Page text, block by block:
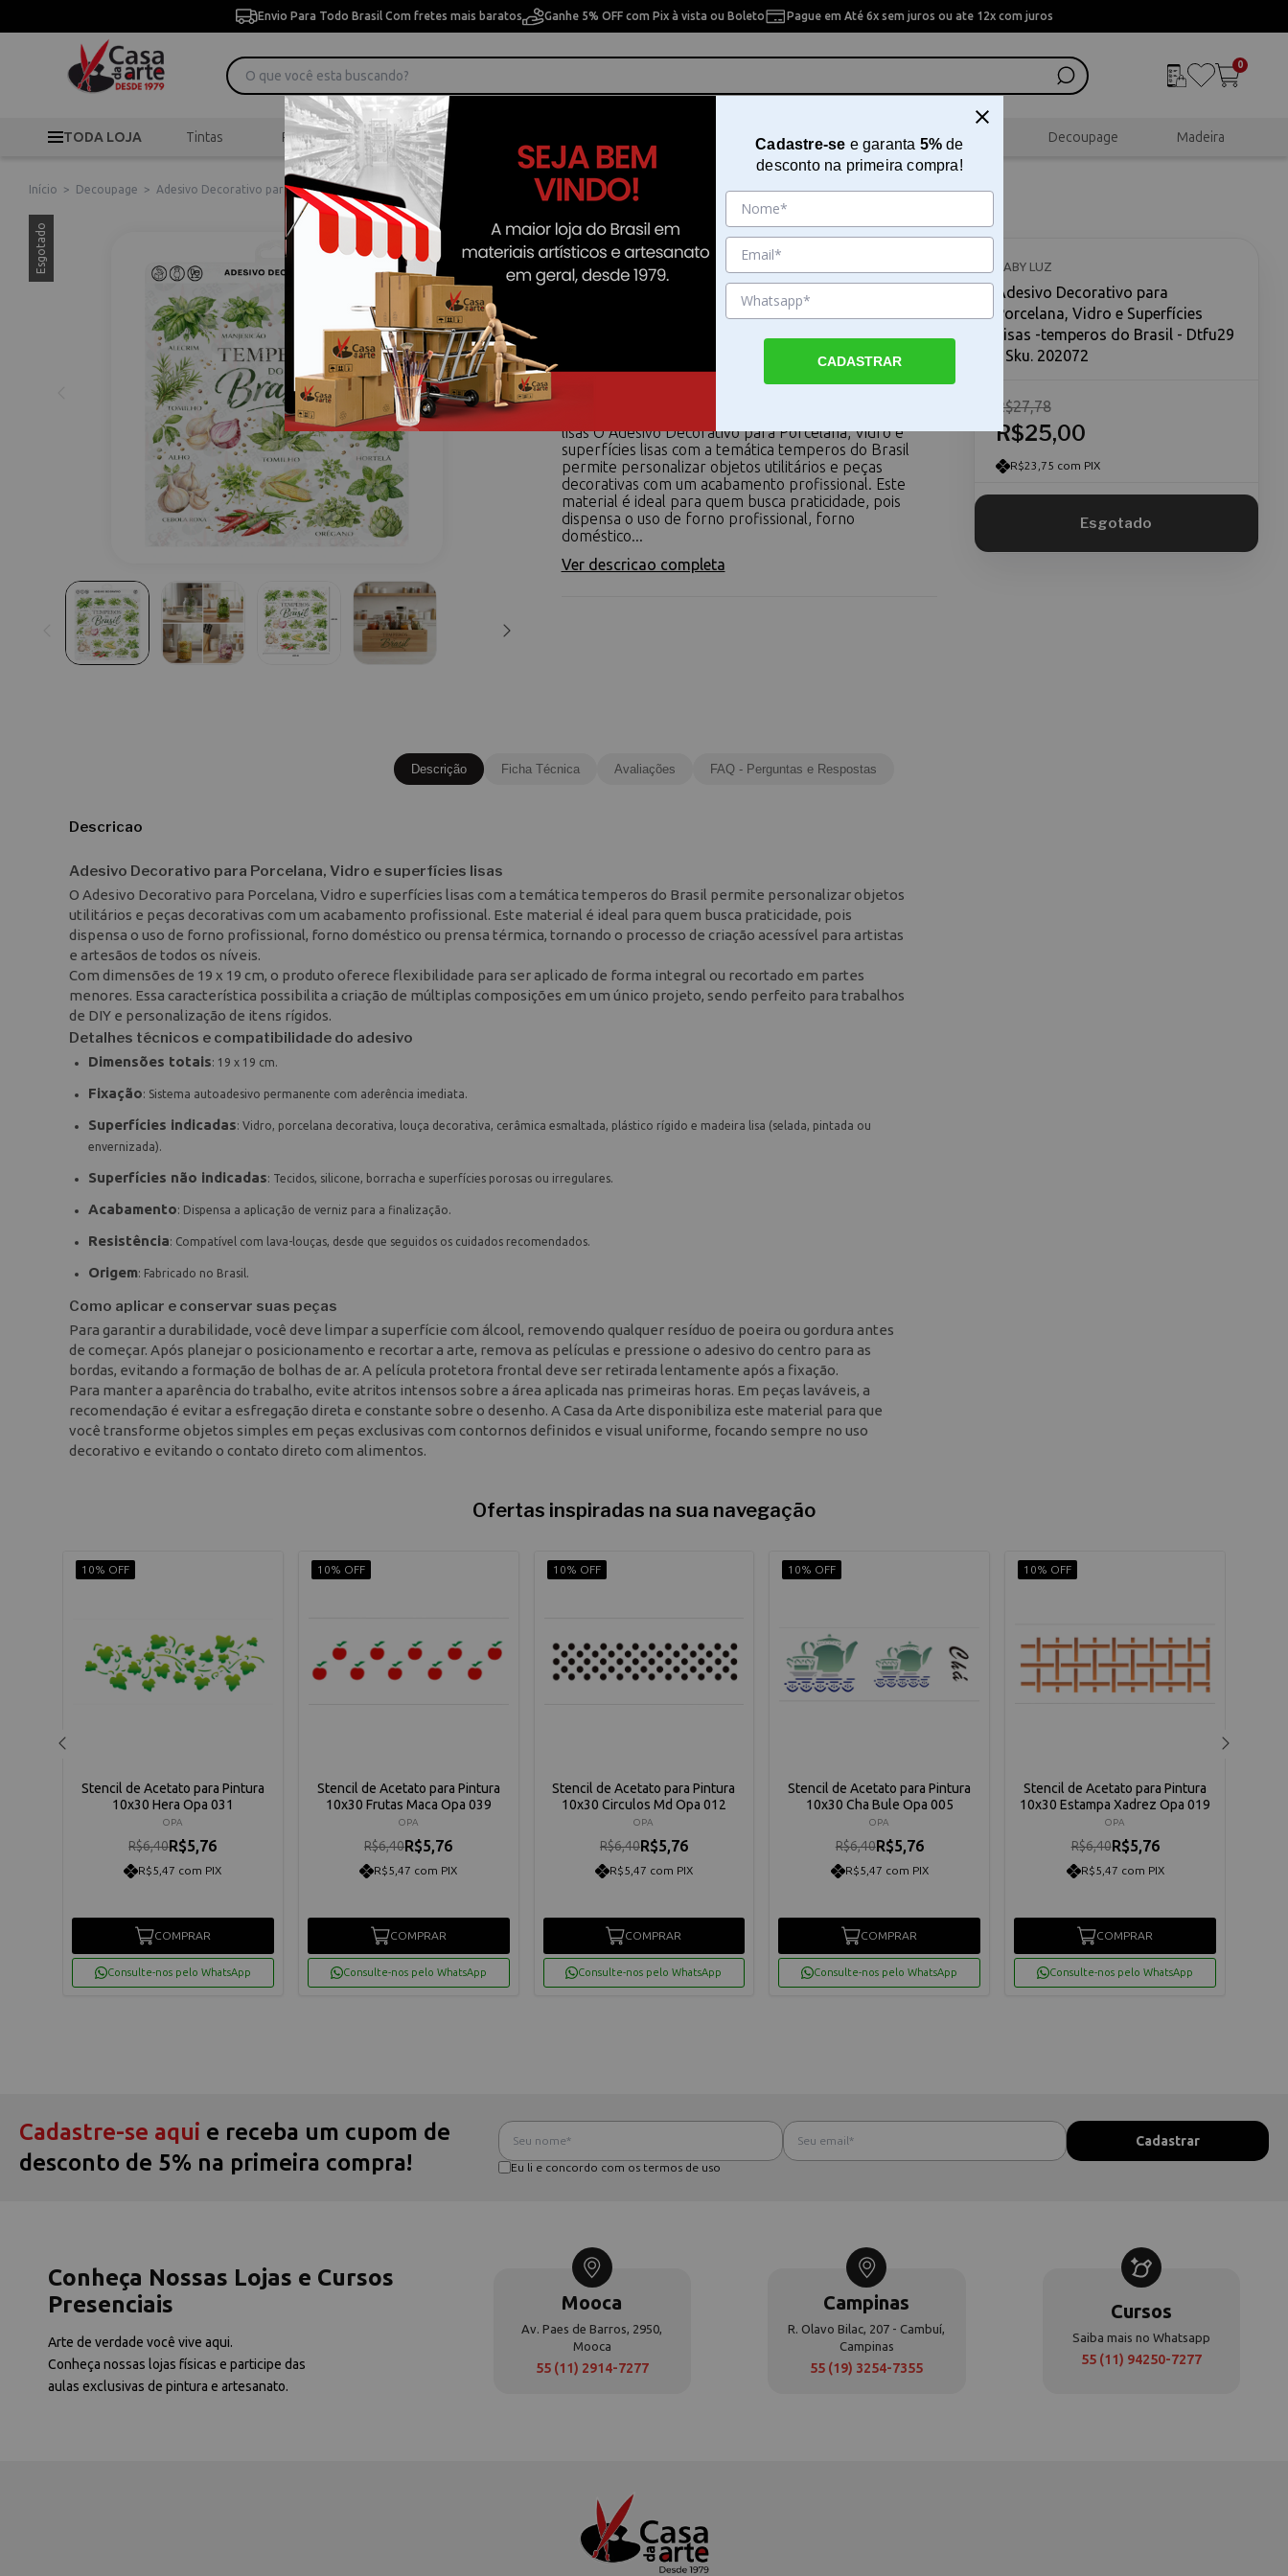
Envio Para Todo Brasil Com fretes mais baratos Ganhe 5% OFF com Pix à vista ou Boleto Pague em Até 6x sem juros ou ate 12x com juros
0
TODA LOJA Tintas Pincéis Desenho Pintura Artesanal Scrapbook Decoupage Madeira
Início > Decoupage > Adesivo Decorativo para Porcelana, Vidro e Superfícies Lisas -temperos do Brasil - Dtfu29
Esgotado
Adesivo Decorativo para Porcelana, Vidro
e Superfícies Lisas -temperos do Brasil -
Dtfu29
lisas O Adesivo Decorativo para Porcelana, Vidro e
superfícies lisas com a temática temperos do Brasil
permite personalizar objetos utilitários e peças
decorativas com um acabamento profissional. Este
material é ideal para quem busca praticidade, pois
dispensa o uso de forno profissional, forno
doméstico...
Ver descricao completa
BABY LUZ
Adesivo Decorativo para
Porcelana, Vidro e Superfícies
Lisas -temperos do Brasil - Dtfu29
- Sku. 202072
R$25,00
R$27,78
R$23,75 com PIX
Descrição Ficha Técnica Avaliações FAQ - Perguntas e Respostas
Descricao
Adesivo Decorativo para Porcelana, Vidro e superfícies lisas
O Adesivo Decorativo para Porcelana, Vidro e superfícies lisas com a temática temperos do Brasil permite personalizar objetos
utilitários e peças decorativas com um acabamento profissional. Este material é ideal para quem busca praticidade, pois
dispensa o uso de forno profissional, forno doméstico ou prensa térmica, tornando o processo de criação acessível para artistas
e artesãos de todos os níveis.
Com dimensões de 19 x 19 cm, o produto oferece flexibilidade para ser aplicado de forma integral ou recortado em partes
menores. Essa característica possibilita a criação de múltiplas composições em um único projeto, sendo perfeito para trabalhos
de DIY e personalização de itens rígidos.
Detalhes técnicos e compatibilidade do adesivo
Dimensões totais: 19 x 19 cm.
Fixação: Sistema autoadesivo permanente com aderência imediata.
Superfícies indicadas: Vidro, porcelana decorativa, louça decorativa, cerâmica esmaltada, plástico rígido e madeira lisa (selada, pintada ou
envernizada).
Superfícies não indicadas: Tecidos, silicone, borracha e superfícies porosas ou irregulares.
Acabamento: Dispensa a aplicação de verniz para a finalização.
Resistência: Compatível com lava-louças, desde que seguidos os cuidados recomendados.
Origem: Fabricado no Brasil.
Como aplicar e conservar suas peças
Para garantir a durabilidade, você deve limpar a superfície com álcool, removendo qualquer resíduo de poeira ou gordura antes
de começar. Após planejar o posicionamento e recortar a arte, remova as películas e pressione o adesivo do centro para as
bordas, evitando a formação de bolhas de ar. A película protetora frontal deve ser retirada lentamente após a fixação.
Para manter a aparência do trabalho, evite atritos intensos sobre a área aplicada nas primeiras horas. Em peças laváveis, a
recomendação é evitar a esfregação direta e constante sobre o desenho. A Casa da Arte disponibiliza este material para que
você transforme objetos simples em peças exclusivas com contornos definidos e visual uniforme, focando sempre no uso
decorativo e evitando o contato direto com alimentos.
Ofertas inspiradas na sua navegação
10% OFF
Stencil de Acetato para Pintura
10x30 Hera Opa 031
OPA
R$6,40R$5,76
R$5,47 com PIX
COMPRAR
Consulte-nos pelo WhatsApp
10% OFF
Stencil de Acetato para Pintura
10x30 Frutas Maca Opa 039
OPA
R$6,40R$5,76
R$5,47 com PIX
COMPRAR
Consulte-nos pelo WhatsApp
10% OFF
Stencil de Acetato para Pintura
10x30 Circulos Md Opa 012
OPA
R$6,40R$5,76
R$5,47 com PIX
COMPRAR
Consulte-nos pelo WhatsApp
10% OFF
Stencil de Acetato para Pintura
10x30 Cha Bule Opa 005
OPA
R$6,40R$5,76
R$5,47 com PIX
COMPRAR
Consulte-nos pelo WhatsApp
10% OFF
Stencil de Acetato para Pintura
10x30 Estampa Xadrez Opa 019
OPA
R$6,40R$5,76
R$5,47 com PIX
COMPRAR
Consulte-nos pelo WhatsApp
Cadastre-se aqui e receba um cupom de
desconto de 5% na primeira compra!
Eu li e concordo com os termos de uso
Conheça Nossas Lojas e Cursos
Presenciais
Arte de verdade você vive aqui.
Conheça nossas lojas físicas e participe das
aulas exclusivas de pintura e artesanato.
Mooca
Av. Paes de Barros, 2950,
Mooca
55 (11) 2914-7277
Campinas
R. Olavo Bilac, 207 - Cambuí,
Campinas
55 (19) 3254-7355
Cursos
Saiba mais no Whatsapp
55 (11) 94250-7277
Cadastre-se e garanta 5%de
desconto na primeira compra!
CADASTRAR